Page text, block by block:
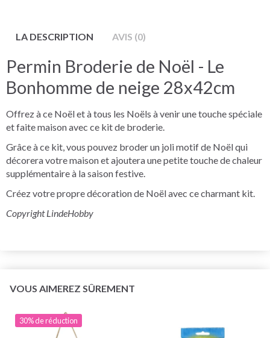
LA DESCRIPTION AVIS (0)
Permin Broderie de Noël - Le
Bonhomme de neige 28x42cm
Offrez à ce Noël et à tous les Noëls à venir une touche spéciale
et faite maison avec ce kit de broderie.
Grâce à ce kit, vous pouvez broder un joli motif de Noël qui
décorera votre maison et ajoutera une petite touche de chaleur
supplémentaire à la saison festive.
Créez votre propre décoration de Noël avec ce charmant kit.
Copyright LindeHobby
VOUS AIMEREZ SÛREMENT
30% de réduction